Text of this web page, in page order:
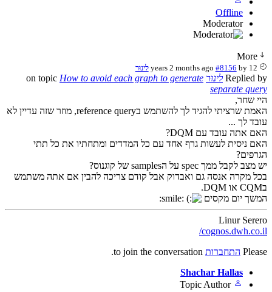
Offline
Moderator
More
12 years 2 months ago
#8156 by לינוּר
Replied by לינוּר How to avoid each graph to generate
separate query
היי שחר,
האמת שרציתי להגיד לך להשתמש בreference query, מוזר שזה עדיין לא
עובד לך ...
האם אתה עובד עם DQM?
האם ניסית לעשות גרף אחד עם כל המדדים ומתחתיו את כל תתי
הגרפים?
יש מצב לקבל ממך spec על הsamples של קוגנוס?
בכל מקרה אנסה גם ואבדוק אבל קודם צריכה להבין אם אתה משתמש
בCQM או DQM.
המשך יום מקסים
:smile:
Linur Serero
cognos.dwh.co.il/
Please התחברות
Shachar Hallas
Topic Author